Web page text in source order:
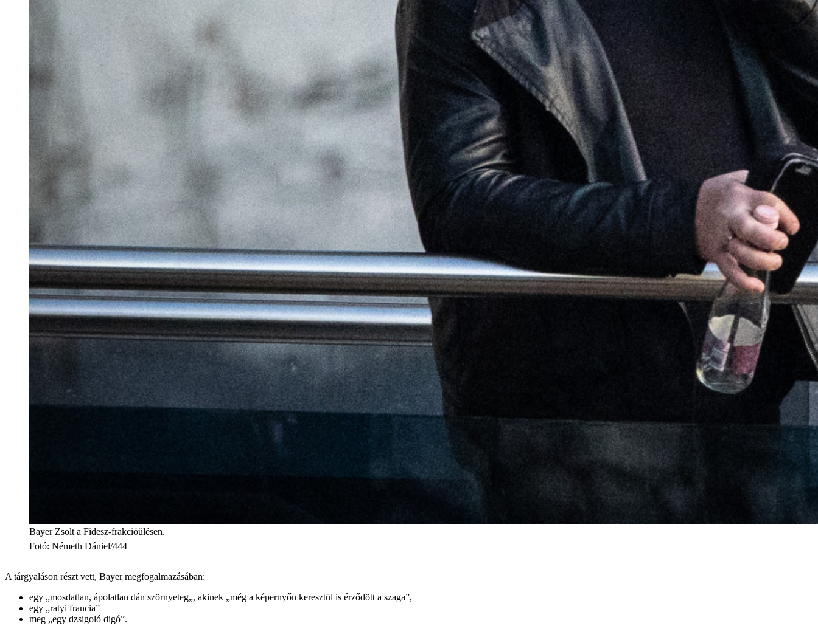
Bayer Zsolt a Fidesz-frakcióülésen.
Fotó: Németh Dániel/444
A tárgyaláson részt vett, Bayer megfogalmazásában:
egy „mosdatlan, ápolatlan dán szörnyeteg„, akinek „még a képernyőn keresztül is érződött a szaga”,
egy „ratyi francia”
meg „egy dzsigoló digó”.